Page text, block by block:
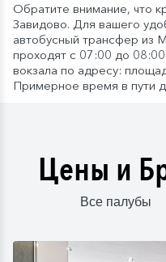
Обратите внимание, что
Завидово. Для вашего
автобусный трансфер из
проходят с 07:00 до
вокзала по адресу:
Примерное время в пути
Цены и